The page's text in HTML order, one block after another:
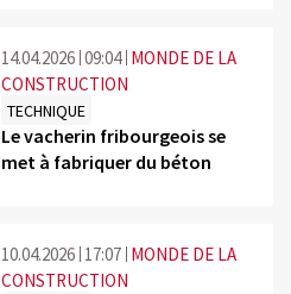
14.04.2026 09:04 MONDE DE LA
CONSTRUCTION
TECHNIQUE
Le vacherin fribourgeois se
met à fabriquer du béton
10.04.2026 17:07 MONDE DE LA
CONSTRUCTION